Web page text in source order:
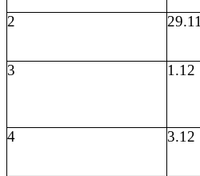
2
29.11
3
1.12
4
3.12